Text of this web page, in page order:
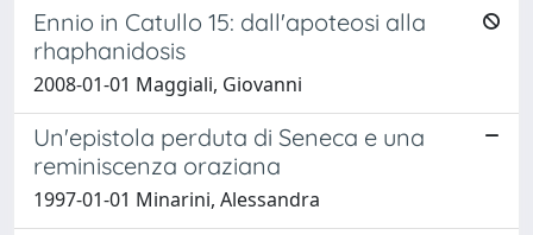
Ennio in Catullo 15: dall'apoteosi alla
rhaphanidosis
2008-01-01 Maggiali, Giovanni
Un'epistola perduta di Seneca e una
reminiscenza oraziana
1997-01-01 Minarini, Alessandra